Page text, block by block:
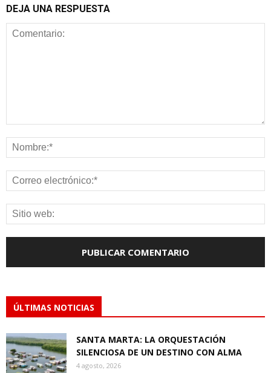
DEJA UNA RESPUESTA
ÚLTIMAS NOTICIAS
SANTA MARTA: LA ORQUESTACIÓN
SILENCIOSA DE UN DESTINO CON ALMA
4 agosto, 2026